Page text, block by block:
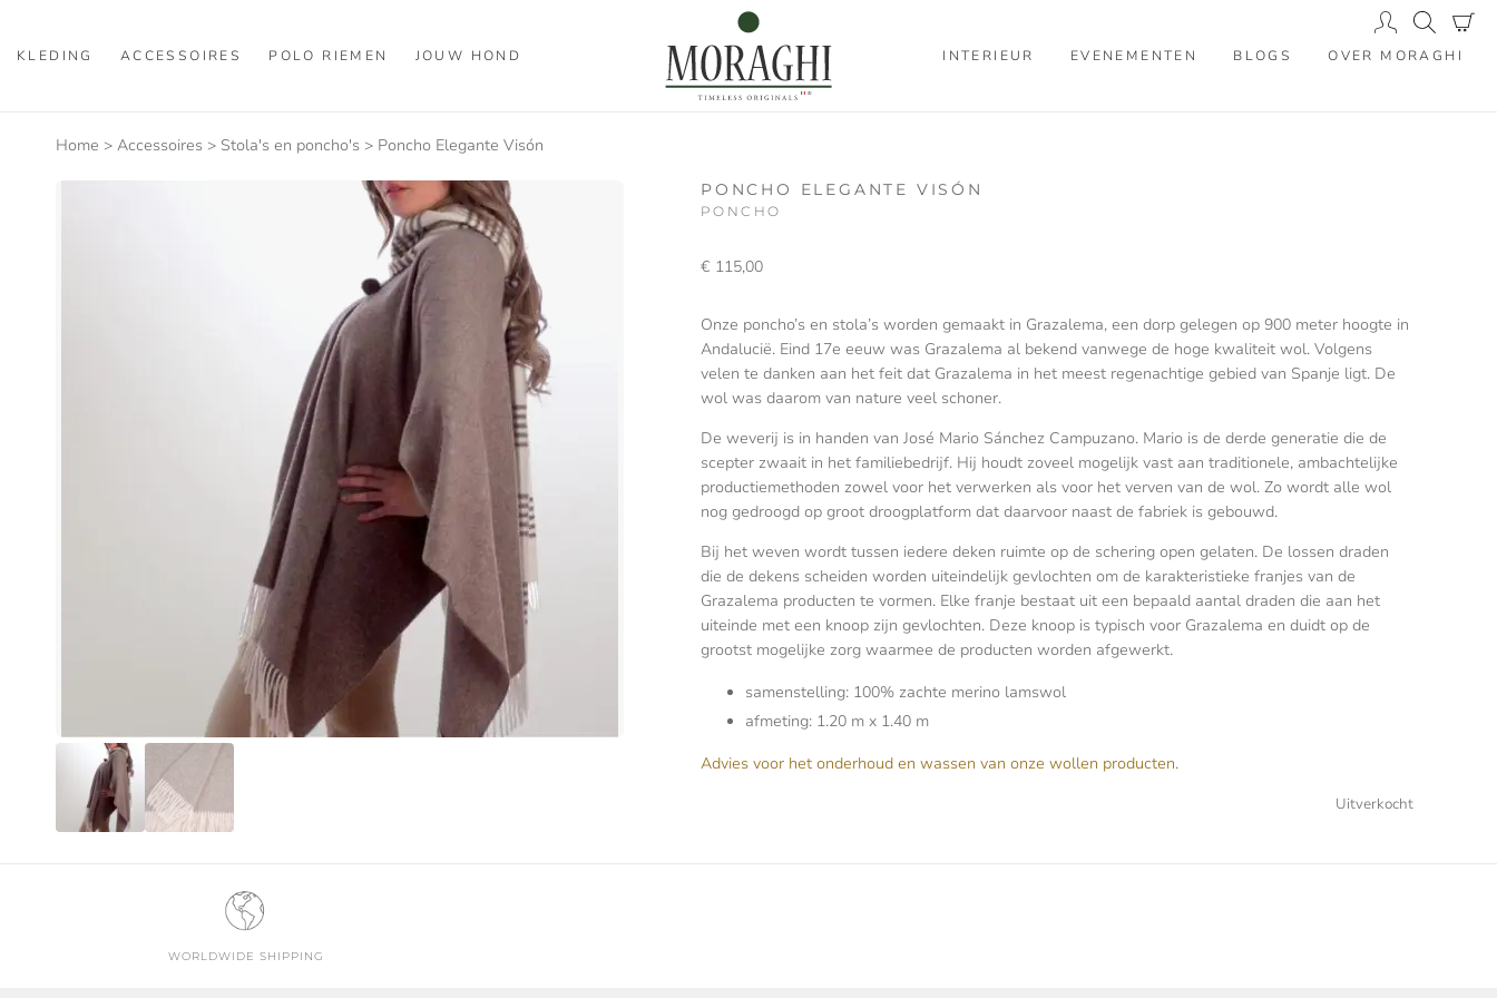
KLEDING ACCESSOIRES POLO RIEMEN JOUW HOND INTERIEUR EVENEMENTEN BLOGS OVER MORAGHI
Home > Accessoires> Stola's en poncho's> Poncho Elegante Visón
PONCHO ELEGANTE VISÓN
PONCHO
€ 115,00
Onze poncho’s en stola’s worden gemaakt in Grazalema, een dorp gelegen op 900 meter hoogte in
Andalucië. Eind 17e eeuw was Grazalema al bekend vanwege de hoge kwaliteit wol. Volgens
velen te danken aan het feit dat Grazalema in het meest regenachtige gebied van Spanje ligt. De
wol was daarom van nature veel schoner.
De weverij is in handen van José Mario Sánchez Campuzano. Mario is de derde generatie die de
scepter zwaait in het familiebedrijf. Hij houdt zoveel mogelijk vast aan traditionele, ambachtelijke
productiemethoden zowel voor het verwerken als voor het verven van de wol. Zo wordt alle wol
nog gedroogd op groot droogplatform dat daarvoor naast de fabriek is gebouwd.
Bij het weven wordt tussen iedere deken ruimte op de schering open gelaten. De lossen draden
die de dekens scheiden worden uiteindelijk gevlochten om de karakteristieke franjes van de
Grazalema producten te vormen. Elke franje bestaat uit een bepaald aantal draden die aan het
uiteinde met een knoop zijn gevlochten. Deze knoop is typisch voor Grazalema en duidt op de
grootst mogelijke zorg waarmee de producten worden afgewerkt.
samenstelling: 100% zachte merino lamswol
afmeting: 1.20 m x 1.40 m
Advies voor het onderhoud en wassen van onze wollen producten.
Uitverkocht
WORLDWIDE SHIPPING